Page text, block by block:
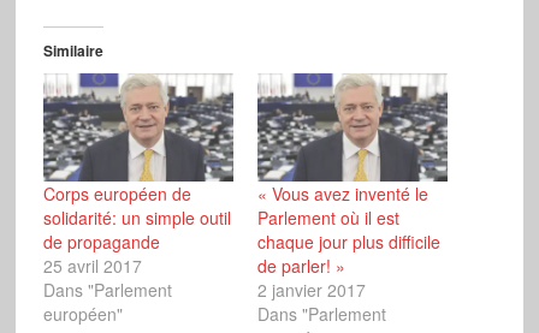
Similaire
Corps européen de
solidarité: un simple outil
de propagande
25 avril 2017
Dans "Parlement
européen"
« Vous avez inventé le
Parlement où il est
chaque jour plus difficile
de parler! »
2 janvier 2017
Dans "Parlement